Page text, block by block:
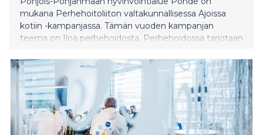
mukana Perhehoitoliiton valtakunnallisessa Ajoissa
kotiin -kampanjassa. Tämän vuoden kampanjan
teema on Iloa perhehoidosta. Perhehoidossa tarjotaan
aikuisille tai ikäihmisille, jotka tarvitsevat tukea.